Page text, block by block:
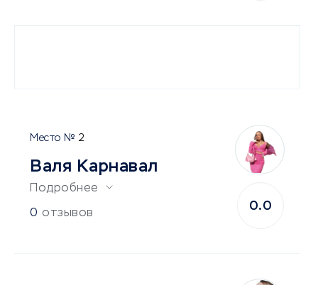
2
Валя Карнавал
Подробнее
0 отзывов
0.0